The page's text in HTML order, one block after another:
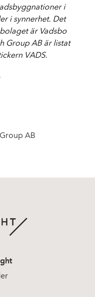
i
i synnerhet. Det
är Vadsbo
Group AB är listat
VADS.
AB